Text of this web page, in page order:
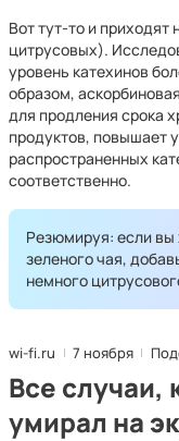
Вот тут-то и
цитрусовых).
уровень катехинов
образом,
для продления срока
продуктов, повышает
распространенных
соответственно.
Резюмируя: если вы
зеленого чая,
немного
wi-fi.ru 7 ноября
Все случаи,
умирал на